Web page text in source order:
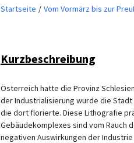
Startseite Vom Vormärz bis zur
Kurzbeschreibung
Österreich hatte die Provinz
der Industrialisierung wurde die
die dort florierte. Diese Lithografie
Gebäudekomplexes sind vom Rauch
negativen Auswirkungen der